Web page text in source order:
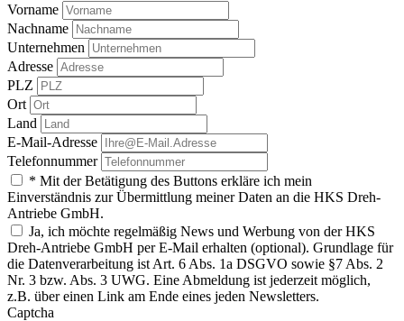
Vorname
Nachname
Unternehmen
Adresse
PLZ
Ort
Land
E-Mail-Adresse
Telefonnummer
* Mit der Betätigung des Buttons erkläre ich mein
Einverständnis zur Übermittlung meiner Daten an die HKS Dreh-
Antriebe GmbH.
Ja, ich möchte regelmäßig News und Werbung von der HKS
Dreh-Antriebe GmbH per E-Mail erhalten (optional). Grundlage für
die Datenverarbeitung ist Art. 6 Abs. 1a DSGVO sowie §7 Abs. 2
Nr. 3 bzw. Abs. 3 UWG. Eine Abmeldung ist jederzeit möglich,
z.B. über einen Link am Ende eines jeden Newsletters.
Captcha